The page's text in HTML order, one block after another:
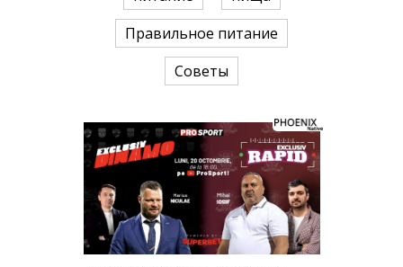
Правильное питание
Советы